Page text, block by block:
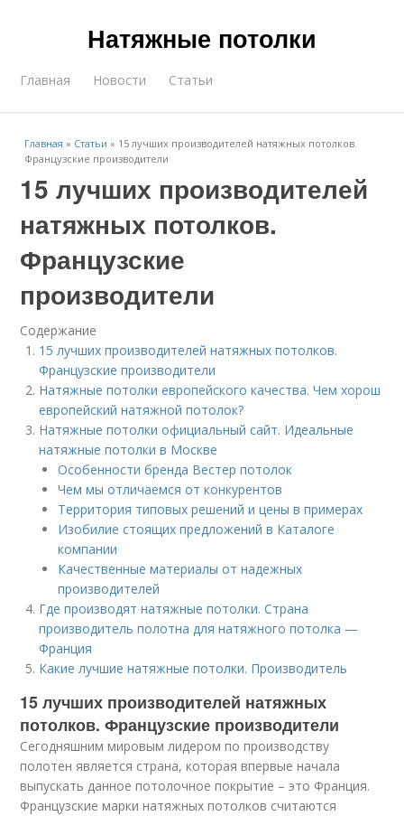
Натяжные потолки
Главная Новости Статьи
Главная » Статьи » 15 лучших производителей натяжных потолков.
Французские производители
15 лучших производителей
натяжных потолков.
Французские
производители
Содержание
15 лучших производителей натяжных потолков.
Французские производители
Натяжные потолки европейского качества. Чем хорош
европейский натяжной потолок?
Натяжные потолки официальный сайт. Идеальные
натяжные потолки в Москве
Особенности бренда Вестер потолок
Чем мы отличаемся от конкурентов
Территория типовых решений и цены в примерах
Изобилие стоящих предложений в Каталоге
компании
Качественные материалы от надежных
производителей
Где производят натяжные потолки. Страна
производитель полотна для натяжного потолка —
Франция
Какие лучшие натяжные потолки. Производитель
15 лучших производителей натяжных
потолков. Французские производители
Сегодняшним мировым лидером по производству
полотен является страна, которая впервые начала
выпускать данное потолочное покрытие – это Франция.
Французские марки натяжных потолков считаются